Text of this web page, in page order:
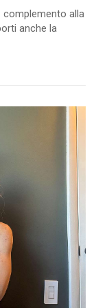
alla
anche la